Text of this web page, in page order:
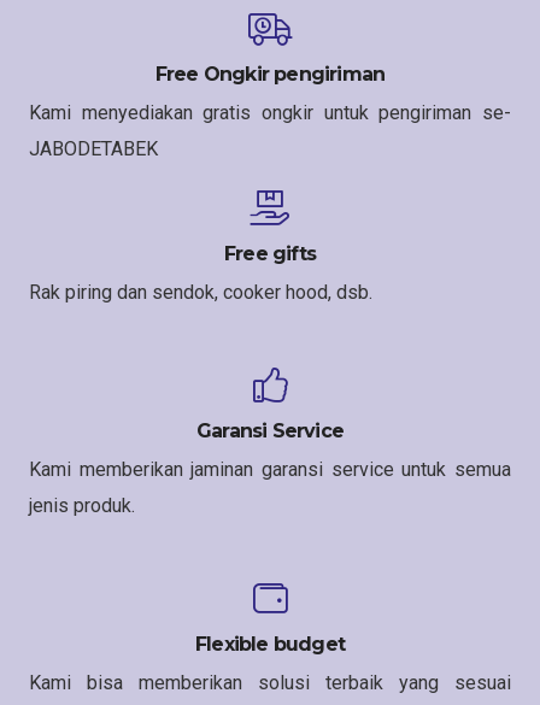
Free Ongkir pengiriman
Kami menyediakan gratis ongkir untuk pengiriman se-
JABODETABEK
Free gifts
Rak piring dan sendok, cooker hood, dsb.
Garansi Service
Kami memberikan jaminan garansi service untuk semua
jenis produk.
Flexible budget
Kami bisa memberikan solusi terbaik yang sesuai